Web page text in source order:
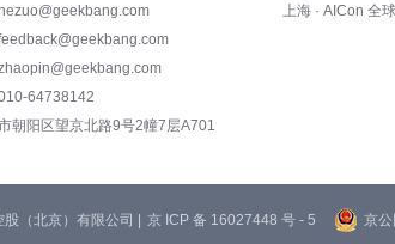
64738142
朝阳区望京北路9号2幢7层A701
上海 · AICon 全
（北京）有限公司 | 京 ICP 备 16027448 号 - 5 京